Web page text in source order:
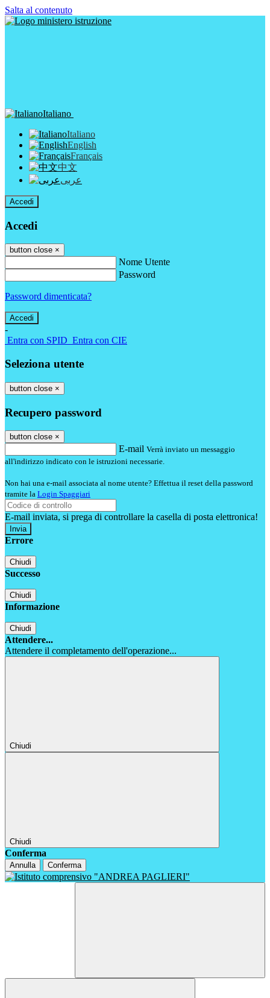
Salta al contenuto
Italiano
Italiano
English
Français
中文
عربى
Accedi
Accedi
button close ×
Nome Utente
Password
Password dimenticata?
-
Entra con SPID Entra con CIE
Seleziona utente
button close ×
Recupero password
button close ×
E-mail Verrà inviato un messaggio
all'indirizzo indicato con le istruzioni necessarie.
Non hai una e-mail associata al nome utente? Effettua il reset della password
tramite la Login Spaggiari
E-mail inviata, si prega di controllare la casella di posta elettronica!
Errore
Chiudi
Successo
Chiudi
Informazione
Chiudi
Attendere...
Attendere il completamento dell'operazione...
Chiudi
Chiudi
Conferma
Annulla Conferma